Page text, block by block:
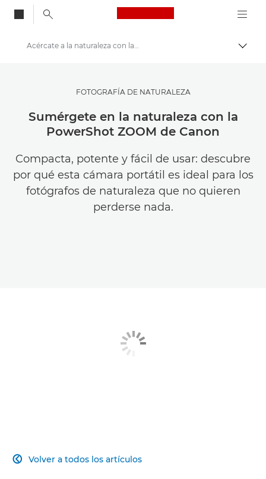
Canon Logo, back
Inspírate | Sugerencias de fotografía e impresión y guías para compradores
Historias sobre fotografía y creatividad
Acércate a la naturaleza con la PowerShot ZOOM
FOTOGRAFÍA DE NATURALEZA
Sumérgete en la naturaleza con la
PowerShot ZOOM de Canon
Compacta, potente y fácil de usar: descubre
por qué esta cámara portátil es ideal para los
fotógrafos de naturaleza que no quieren
perderse nada.
Volver a todos los artículos
